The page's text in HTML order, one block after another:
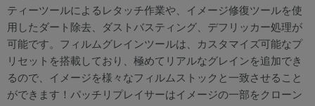
ティーツールによるレタッチ作業や、イメージ修復ツールを使
用したダート除去、ダストバスティング、デフリッカー処理が
可能です。フィルムグレインツールは、カスタマイズ可能なプ
リセットを搭載しており、極めてリアルなグレインを追加でき
るので、イメージを様々なフィルムストックと一致させること
ができます！パッチリプレイサーはイメージの一部をクローン